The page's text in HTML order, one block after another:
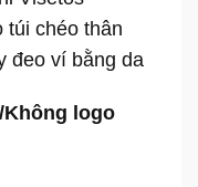
túi chéo thân
đeo ví bằng da
logo